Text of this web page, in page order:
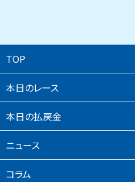
TOP
本⽇のレース
本⽇の払戻⾦
ニュース
コラム